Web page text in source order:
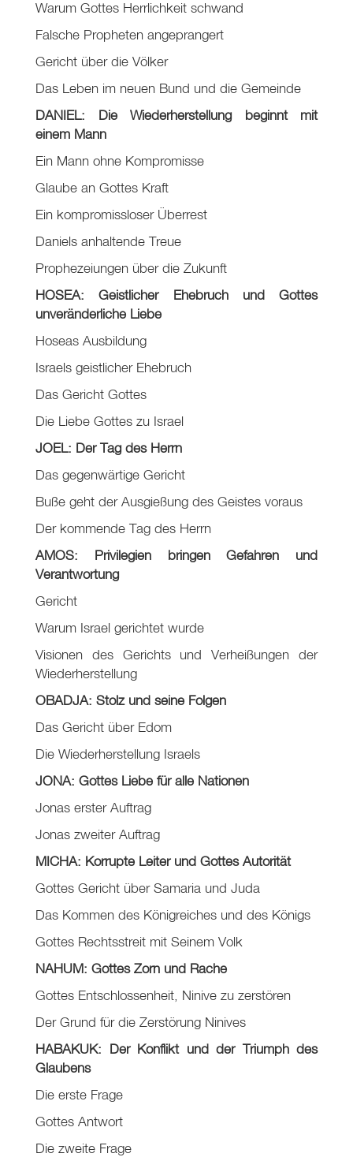
Warum Gottes Herrlichkeit schwand
Falsche Propheten angeprangert
Gericht über die Völker
Das Leben im neuen Bund und die Gemeinde
DANIEL: Die Wiederherstellung beginnt mit
einem Mann
Ein Mann ohne Kompromisse
Glaube an Gottes Kraft
Ein kompromissloser Überrest
Daniels anhaltende Treue
Prophezeiungen über die Zukunft
HOSEA: Geistlicher Ehebruch und Gottes
unveränderliche Liebe
Hoseas Ausbildung
Israels geistlicher Ehebruch
Das Gericht Gottes
Die Liebe Gottes zu Israel
JOEL: Der Tag des Herrn
Das gegenwärtige Gericht
Buße geht der Ausgießung des Geistes voraus
Der kommende Tag des Herrn
AMOS: Privilegien bringen Gefahren und
Verantwortung
Gericht
Warum Israel gerichtet wurde
Visionen des Gerichts und Verheißungen der
Wiederherstellung
OBADJA: Stolz und seine Folgen
Das Gericht über Edom
Die Wiederherstellung Israels
JONA: Gottes Liebe für alle Nationen
Jonas erster Auftrag
Jonas zweiter Auftrag
MICHA: Korrupte Leiter und Gottes Autorität
Gottes Gericht über Samaria und Juda
Das Kommen des Königreiches und des Königs
Gottes Rechtsstreit mit Seinem Volk
NAHUM: Gottes Zorn und Rache
Gottes Entschlossenheit, Ninive zu zerstören
Der Grund für die Zerstörung Ninives
HABAKUK: Der Konflikt und der Triumph des
Glaubens
Die erste Frage
Gottes Antwort
Die zweite Frage